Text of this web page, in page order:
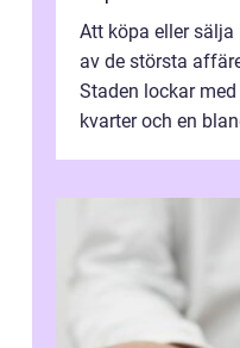
Att köpa eller
av de största
Staden lockar
kvarter och en